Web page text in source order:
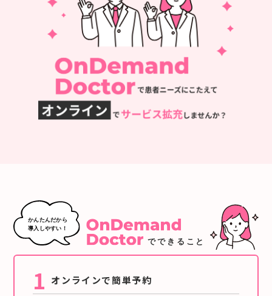
1 オンラインで簡単予約